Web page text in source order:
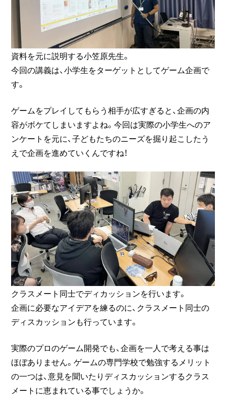
資料を元に説明する小笠原先生。
今回の講義は、小学生をターゲットとしてゲーム企画で
す。
ゲームをプレイしてもらう相手が広すぎると、企画の内
容がボケてしまいますよね。今回は実際の小学生へのア
ンケートを元に、子どもたちのニーズを掘り起こしたう
えで企画を進めていくんですね！
クラスメート同士でディカッションを行います。
企画に必要なアイデアを練るのに、クラスメート同士の
ディスカッションも行っています。
実際のプロのゲーム開発でも、企画を一人で考える事は
ほぼありません。ゲームの専門学校で勉強するメリット
の一つは、意見を聞いたりディスカッションするクラス
メートに恵まれている事でしょうか。